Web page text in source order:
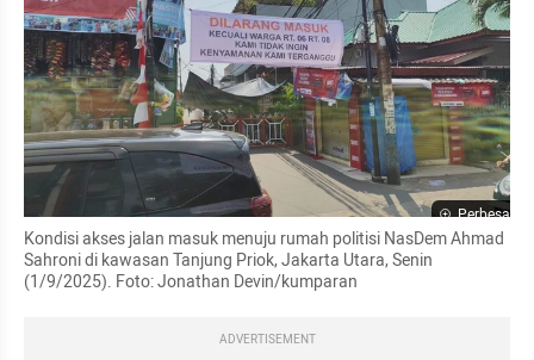
Perbesar
Kondisi akses jalan masuk menuju rumah politisi NasDem Ahmad
Sahroni di kawasan Tanjung Priok, Jakarta Utara, Senin
(1/9/2025). Foto: Jonathan Devin/kumparan
ADVERTISEMENT